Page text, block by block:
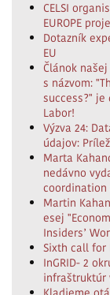
CELSI
EUROPE
Dotazník
EU
Článok
s názvom:
success?" je
Labor!
Výzva 24:
údajov:
Marta
nedávno
Martin
esej
Insiders’
Sixth call for
InGRID- 2
infraštruktúr